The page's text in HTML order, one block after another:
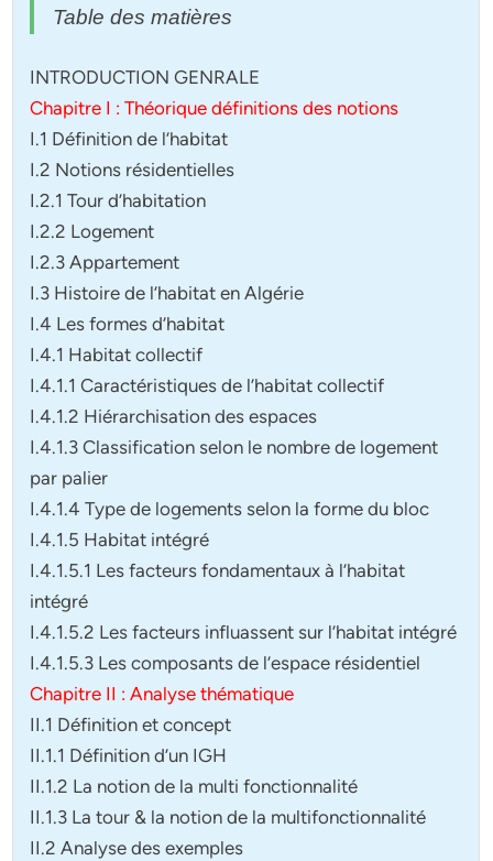
Table des matières
INTRODUCTION GENRALE
Chapitre I : Théorique définitions des notions
I.1 Définition de l’habitat
I.2 Notions résidentielles
I.2.1 Tour d’habitation
I.2.2 Logement
I.2.3 Appartement
I.3 Histoire de l’habitat en Algérie
I.4 Les formes d’habitat
I.4.1 Habitat collectif
I.4.1.1 Caractéristiques de l’habitat collectif
I.4.1.2 Hiérarchisation des espaces
I.4.1.3 Classification selon le nombre de logement
par palier
I.4.1.4 Type de logements selon la forme du bloc
I.4.1.5 Habitat intégré
I.4.1.5.1 Les facteurs fondamentaux à l’habitat
intégré
I.4.1.5.2 Les facteurs influassent sur l’habitat intégré
I.4.1.5.3 Les composants de l’espace résidentiel
Chapitre II : Analyse thématique
II.1 Définition et concept
II.1.1 Définition d’un IGH
II.1.2 La notion de la multi fonctionnalité
II.1.3 La tour & la notion de la multifonctionnalité
II.2 Analyse des exemples